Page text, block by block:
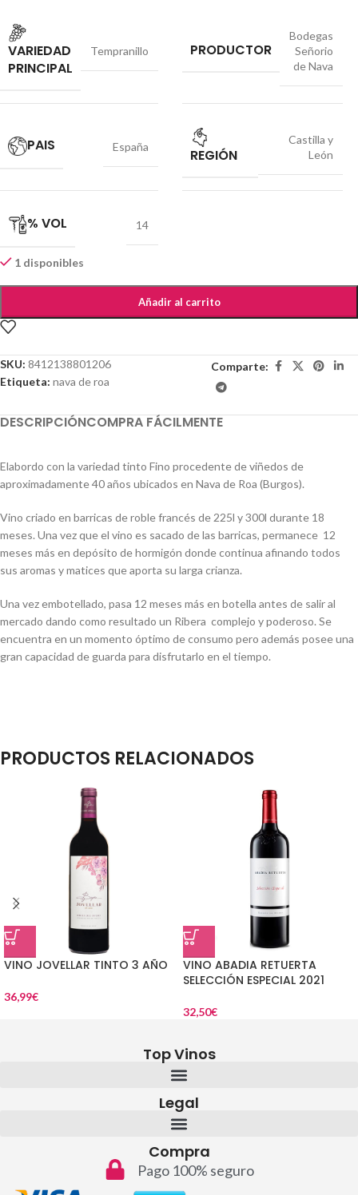
VARIEDAD
PRINCIPAL
Tempranillo PRODUCTOR
Bodegas
Señorio
de Nava
PAIS España REGIÓN
Castilla y
León
% VOL 14
1 disponibles
Añadir al carrito
SKU: 8412138801206
Etiqueta: nava de roa
Comparte:
DESCRIPCIÓNCOMPRA FÁCILMENTE
Elabordo con la variedad tinto Fino procedente de viñedos de
aproximadamente 40 años ubicados en Nava de Roa (Burgos).
Vino criado en barricas de roble francés de 225l y 300l durante 18
meses. Una vez que el vino es sacado de las barricas, permanece 12
meses más en depósito de hormigón donde continua afinando todos
sus aromas y matices que aporta su larga crianza.
Una vez embotellado, pasa 12 meses más en botella antes de salir al
mercado dando como resultado un Ribera complejo y poderoso. Se
encuentra en un momento óptimo de consumo pero además posee una
gran capacidad de guarda para disfrutarlo en el tiempo.
PRODUCTOS RELACIONADOS
VINO JOVELLAR TINTO 3 AÑO
36,99€
VINO ABADIA RETUERTA
SELECCIÓN ESPECIAL 2021
32,50€
Top Vinos
Legal
Compra
Pago 100% seguro